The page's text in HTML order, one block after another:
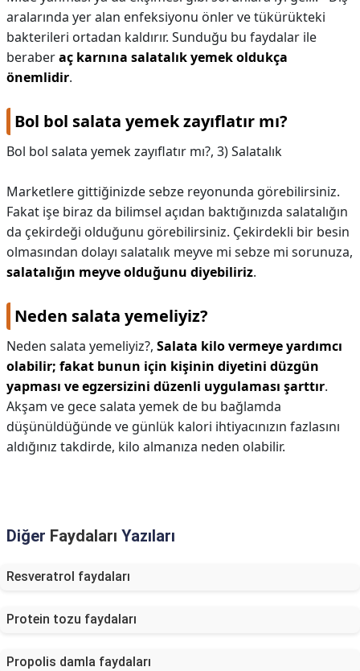
aralarında yer alan enfeksiyonu önler ve tükürükteki
bakterileri ortadan kaldırır. Sunduğu bu faydalar ile
beraberaç karnına salatalık yemek oldukça
önemlidir.
Bol bol salata yemek zayıflatır mı?
Bol bol salata yemek zayıflatır mı?, 3) Salatalık
Marketlere gittiğinizde sebze reyonunda görebilirsiniz.
Fakat işe biraz da bilimsel açıdan baktığınızda salatalığın
da çekirdeği olduğunu görebilirsiniz. Çekirdekli bir besin
olmasından dolayı salatalık meyve mi sebze mi sorunuza,
salatalığın meyve olduğunu diyebiliriz.
Neden salata yemeliyiz?
Neden salata yemeliyiz?, Salata kilo vermeye yardımcı
olabilir; fakat bunun için kişinin diyetini düzgün
yapması ve egzersizini düzenli uygulaması şarttır.
Akşam ve gece salata yemek de bu bağlamda
düşünüldüğünde ve günlük kalori ihtiyacınızın fazlasını
aldığınız takdirde, kilo almanıza neden olabilir.
Diğer Faydaları Yazıları
Resveratrol faydaları
Protein tozu faydaları
Propolis damla faydaları